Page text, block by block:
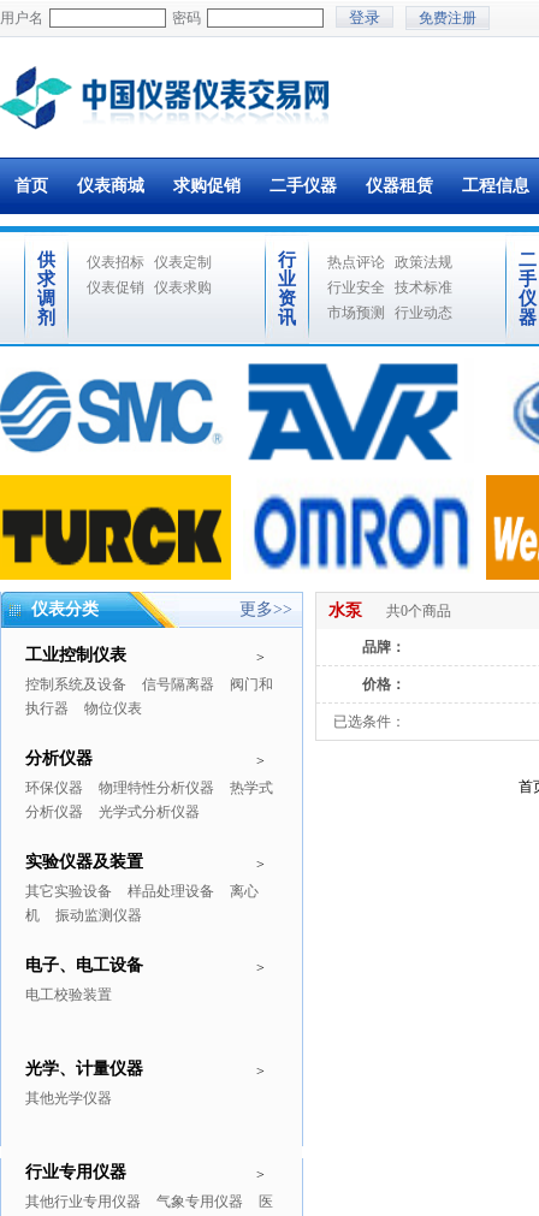
用户名 密码 免费注册
首页 仪表商城 求购促销 二手仪器 仪器租赁 工程信息
供
求
调
剂
仪表招标 仪表定制
仪表促销
仪表求购
行
业
资
讯
热点评论 政策法规
行业安全
技术标准
市场预测
行业动态
二
手
仪
器
仪表分类 更多>>
>
工业控制仪表
控制系统及设备 信号隔离器
阀门和
执行器
物位仪表
>
分析仪器
环保仪器 物理特性分析仪器
热学式
分析仪器
光学式分析仪器
>
实验仪器及装置
其它实验设备 样品处理设备
离心
机
振动监测仪器
>
电子、电工设备
电工校验装置
>
光学、计量仪器
其他光学仪器
>
行业专用仪器
其他行业专用仪器 气象专用仪器
医
推广商品 更多>>
水泵 共0个商品
品牌：
价格：
已选条件：
首